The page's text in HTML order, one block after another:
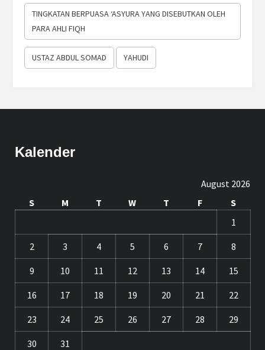
TINGKATAN BERPUASA ‘ASYURA YANG DISEBUTKAN OLEH
PARA AHLI FIQH
USTAZ ABDUL SOMAD YAHUDI
Kalender
August 2026
S
M T W T F
S
1
2 3 4 5 6 7 8
9 10 11 12 13 14 15
16 17 18 19 20 21 22
23 24 25 26 27 28 29
30
31